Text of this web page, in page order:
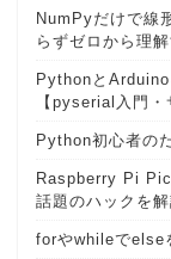
NumPyだけで線
らずゼロから理
Pythonと
【pyserial入門・
Python初心者の
Raspberry Pi
話題のハックを
forやwhileでelse